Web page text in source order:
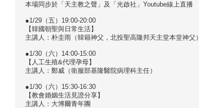
本場同步於「天主教之聲」及「光啟社」Youtube線上直播
●1/29（五）19:00-20:00
【韓國朝聖與日常生活】
主講人：朴圭雨（韓籍神父，北投聖高隆邦天主堂本堂神父）
●1/30（六）14:00-15:00
【人工生殖&代理孕母】
主講人：鄭威（衛服部基隆醫院病理科主任）
●1/30（六）15:30-16:30
【教會婚姻生活見證分享】
主講人：大博爾青年團